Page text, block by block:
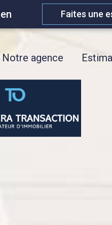
Faites une
Notre agence